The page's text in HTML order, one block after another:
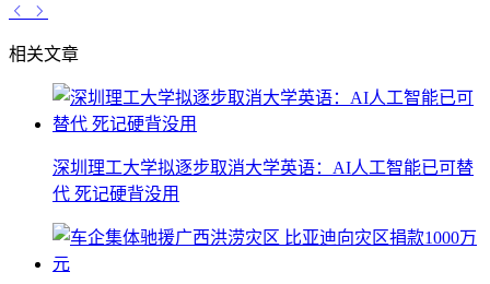
相关文章
深圳理工大学拟逐步取消大学英语：AI人工智能已可替
代 死记硬背没用